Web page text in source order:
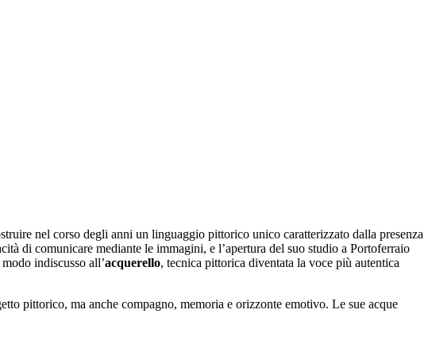
nel corso degli anni un linguaggio pittorico unico caratterizzato dalla presenza
di comunicare mediante le immagini, e l’apertura del suo studio a Portoferraio
indiscusso all’acquerello, tecnica pittorica diventata la voce più autentica
pittorico, ma anche compagno, memoria e orizzonte emotivo. Le sue acque